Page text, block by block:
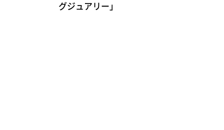
グジュアリー」